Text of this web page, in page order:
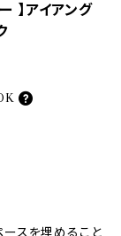
】アイアング
ースを埋めること